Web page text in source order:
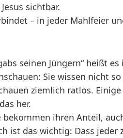
sichtbar.
– in jeder Mahlfeier
seinen Jüngern“ heißt
Sie wissen nicht
ziemlich ratlos.
her.
bekommen ihren Anteil,
ist das wichtig: Dass